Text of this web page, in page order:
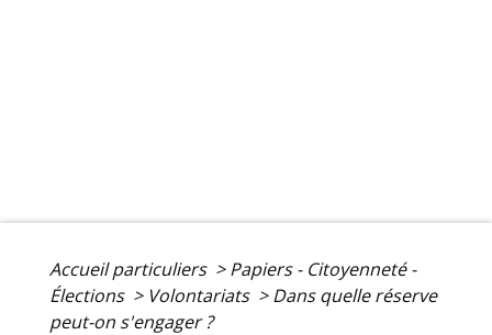
Accueil particuliers > Papiers - Citoyenneté -
Élections > Volontariats > Dans quelle réserve
peut-on s'engager ?